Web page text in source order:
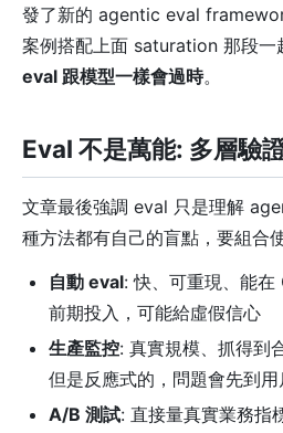
發了新的 agentic eval
案例搭配上面 saturation 那段一
eval 跟模型一樣會過時。
Eval 不是萬能: 多層驗
文章最後強調 eval 只是理解
種方法都有自己的盲點，要組合
自動 eval: 快、可重現、能在
前期投入，可能給虛假信心
生產監控: 真實規模、抓得到
但是反應式的，問題會先到用
A/B 測試: 直接量真實業務指